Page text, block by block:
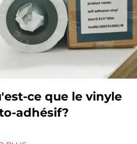
ce que le vinyle
adhésif?